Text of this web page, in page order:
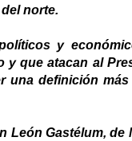
norte.
y
que atacan al
una definición
León Gastélum,